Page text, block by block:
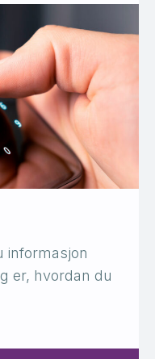
informasjon
er, hvordan du